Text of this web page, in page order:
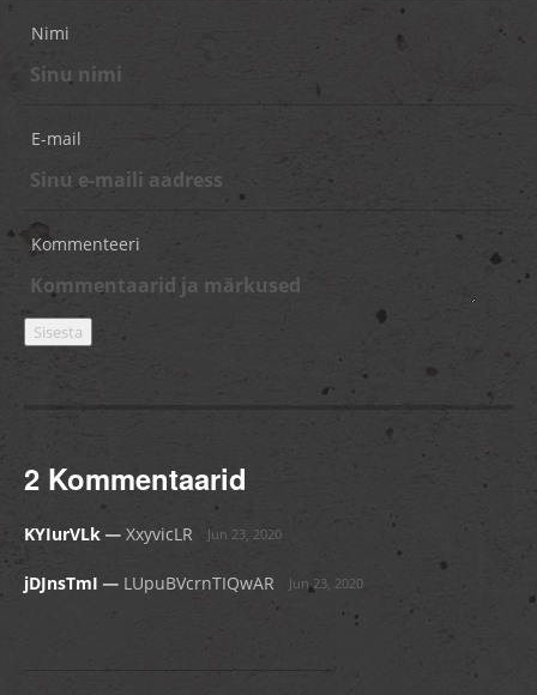
Nimi
E-mail
Kommenteeri
2 Kommentaarid
KYIurVLk XxyvicLR Jun 23, 2020
jDJnsTmI LUpuBVcrnTIQwAR Jun 23, 2020